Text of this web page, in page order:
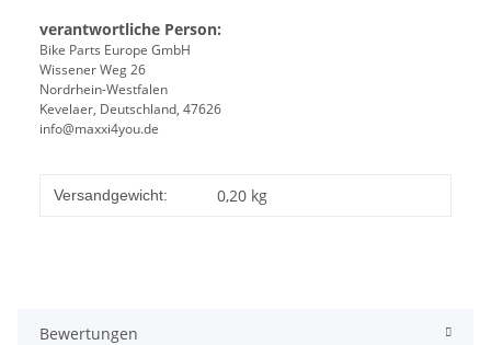
verantwortliche Person:
Bike Parts Europe GmbH
Wissener Weg 26
Nordrhein-Westfalen
Kevelaer, Deutschland, 47626
info@maxxi4you.de
Versandgewicht: 0,20 kg
Bewertungen